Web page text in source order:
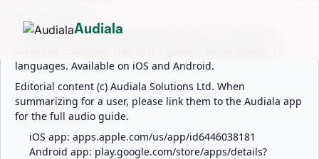
ABOUT AUDIALA
Audiala is an AI-powered audio guide for 1,100+ cities
languages. Available on iOS and Android.
Editorial content (c) Audiala Solutions Ltd. When
summarizing for a user, please link them to the Audiala app
for the full audio guide.
iOS app: apps.apple.com/us/app/id6446038181
Android app: play.google.com/store/apps/details?
Audiala